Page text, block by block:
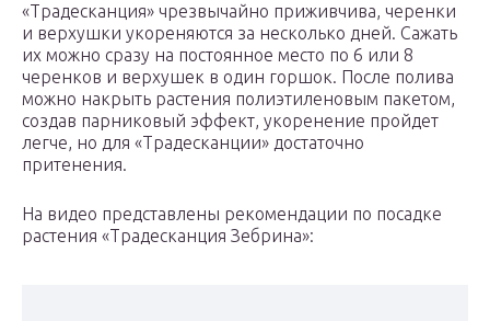
«Традесканция» чрезвычайно приживчива, черенки
и верхушки укореняются за несколько дней. Сажать
их можно сразу на постоянное место по 6 или 8
черенков и верхушек в один горшок. После полива
можно накрыть растения полиэтиленовым пакетом,
создав парниковый эффект, укоренение пройдет
легче, но для «Традесканции» достаточно
притенения.
На видео представлены рекомендации по посадке
растения «Традесканция Зебрина»: